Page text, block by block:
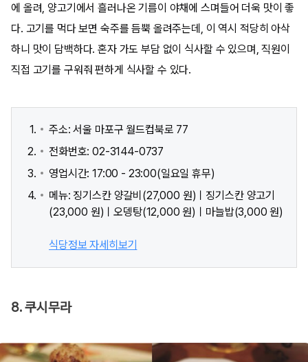
에 올려, 양고기에서 흘러나온 기름이 야채에 스며들어 더욱 맛이 좋
다. 고기를 먹다 보면 숙주를 듬뿍 올려주는데, 이 역시 적당히 아삭
하니 맛이 담백하다. 혼자 가도 부담 없이 식사할 수 있으며, 직원이
직접 고기를 구워줘 편하게 식사할 수 있다.
주소: 서울 마포구 월드컵북로 77
전화번호: 02-3144-0737
영업시간: 17:00 - 23:00(일요일 휴무)
메뉴: 징기스칸 양갈비(27,000 원)ㅣ징기스칸 양고기
(23,000 원)ㅣ오뎅탕(12,000 원)ㅣ마늘밥(3,000 원)
식당정보 자세히보기
8. 쿠시무라